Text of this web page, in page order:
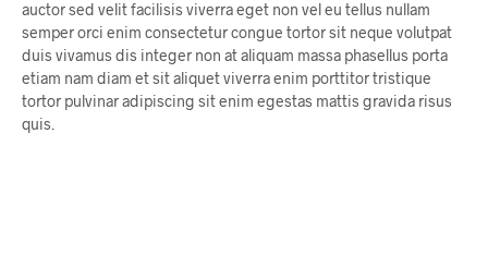
auctor sed velit facilisis viverra eget non vel eu tellus nullam
semper orci enim consectetur congue tortor sit neque volutpat
duis vivamus dis integer non at aliquam massa phasellus porta
etiam nam diam et sit aliquet viverra enim porttitor tristique
tortor pulvinar adipiscing sit enim egestas mattis gravida risus
quis.